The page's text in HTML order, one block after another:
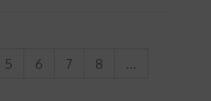
5 6 7 8
...